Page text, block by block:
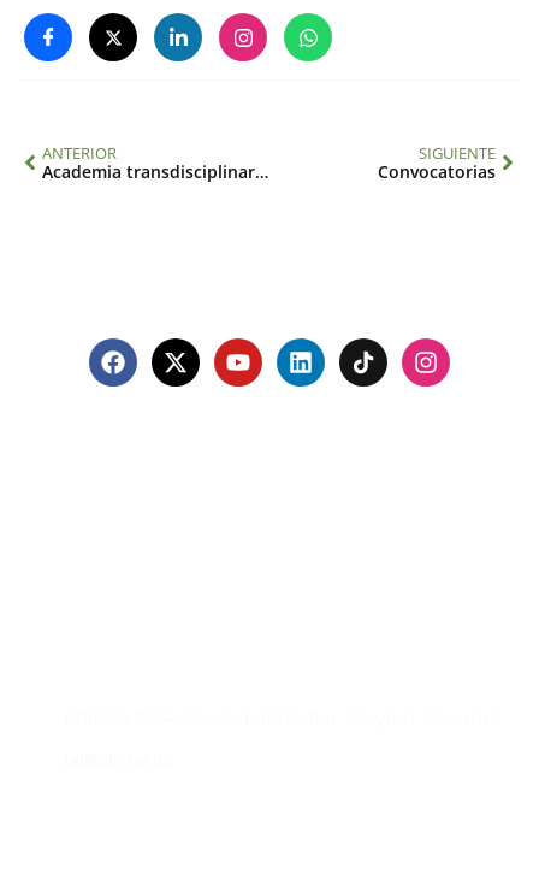
ANTERIOR
Academia transdisciplinaria
SIGUIENTE
Convocatorias